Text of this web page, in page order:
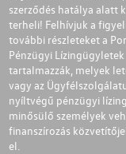
szerződés hatálya alatt
terheli! Felhívjuk a
további részleteket a
Pénzügyi
tartalmazzák, melyek
vagy az
nyíltvégű pénzügyi
minősülő személyek
finanszírozás
el.